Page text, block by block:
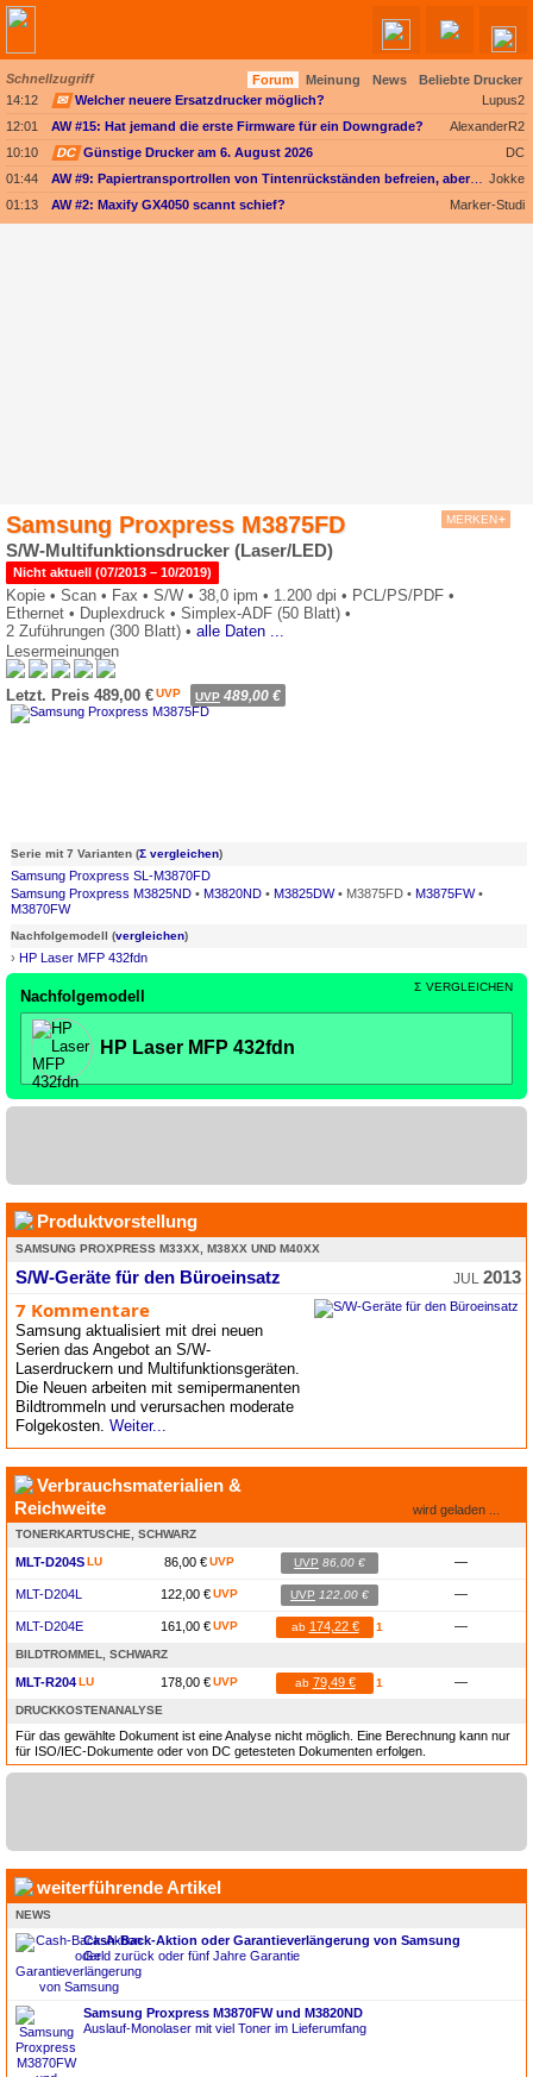
Schnellzugriff Forum Meinung News
Beliebte Drucker
14:12
✉ Welcher neuere Ersatzdrucker möglich?
Lupus2
12:01
AW #15: Hat jemand die erste Firmware für ein Downgrade?
AlexanderR2
10:10
DC Günstige Drucker am 6. August 2026
DC
01:44
AW #9: Papiertransportrollen von Tintenrückständen befreien, aber womit?
Jokke
01:13
AW #2: Maxify GX4050 scannt schief? Marker-Studi
MERKEN+
Samsung Proxpress M3875FD
S/W-Multifunktionsdrucker (Laser/LED)
Nicht aktuell (07/2013 – 10/2019)
Kopie • Scan • Fax • S/W • 38,0 ipm • 1.200 dpi • PCL/PS/PDF •
Ethernet • Duplexdruck • Simplex-ADF (50 Blatt) •
2 Zuführungen (300 Blatt) • alle Daten ...
Lesermeinungen
Letzt. Preis 489,00 €UVP UVP 489,00 €
Serie mit 7 Varianten (Σ vergleichen)
Samsung Proxpress SL-M3870FD
Samsung Proxpress M3825ND • M3820ND • M3825DW• M3875FD • M3875FW•
M3870FW
Nachfolgemodell (vergleichen)
› HP Laser MFP 432fdn
Σ VERGLEICHEN
Nachfolgemodell
HP Laser MFP 432fdn
Produktvorstellung
SAMSUNG PROXPRESS M33XX, M38XX UND M40XX
S/W-Geräte für den Büroeinsatz JUL 2013
7 Kommentare
Samsung aktualisiert mit drei neuen
Serien das Angebot an S/W-
Laserdruckern und Multifunktionsgeräten.
Die Neuen arbeiten mit semipermanenten
Bildtrommeln und verursachen moderate
Folgekosten. Weiter...
Verbrauchsmaterialien &
Reichweite
wird geladen ...
TONERKARTUSCHE, SCHWARZ
MLT-D204SLU 86,00 € UVP UVP 86,00 € —
MLT-D204L 122,00 € UVP UVP 122,00 € —
MLT-D204E 161,00 € UVP ab 174,22 € 1 —
BILDTROMMEL, SCHWARZ
MLT-R204LU 178,00 € UVP ab 79,49 € 1 —
DRUCKKOSTENANALYSE
Für das gewählte Dokument ist eine Analyse nicht möglich. Eine Berechnung kann nur
für ISO/IEC-Dokumente oder von DC getesteten Dokumenten erfolgen.
weiterführende Artikel
NEWS
Cash-Back-Aktion oder Garantieverlängerung von Samsung
Geld zurück oder fünf Jahre Garantie
Samsung Proxpress M3870FW und M3820ND
Auslauf-Monolaser mit viel Toner im Lieferumfang